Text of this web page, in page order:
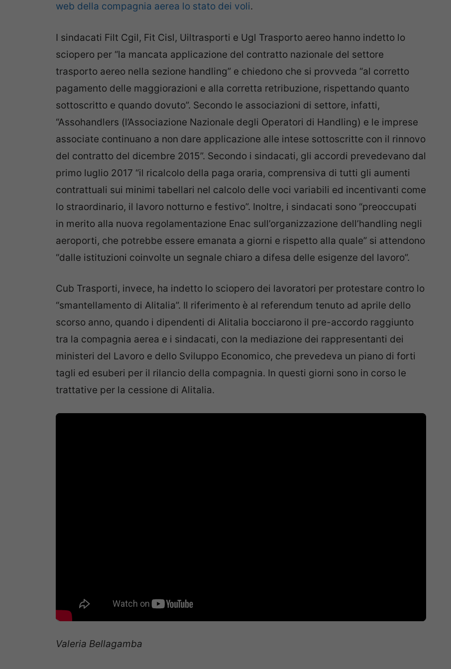
web della compagnia aerea lo stato dei voli.
I sindacati Filt Cgil, Fit Cisl, Uiltrasporti e Ugl Trasporto aereo hanno indetto lo
sciopero per “la mancata applicazione del contratto nazionale del settore
trasporto aereo nella sezione handling” e chiedono che si provveda “al corretto
pagamento delle maggiorazioni e alla corretta retribuzione, rispettando quanto
sottoscritto e quando dovuto”. Secondo le associazioni di settore, infatti,
“Assohandlers (l’Associazione Nazionale degli Operatori di Handling) e le imprese
associate continuano a non dare applicazione alle intese sottoscritte con il rinnovo
del contratto del dicembre 2015”. Secondo i sindacati, gli accordi prevedevano dal
primo luglio 2017 “il ricalcolo della paga oraria, comprensiva di tutti gli aumenti
contrattuali sui minimi tabellari nel calcolo delle voci variabili ed incentivanti come
lo straordinario, il lavoro notturno e festivo”. Inoltre, i sindacati sono “preoccupati
in merito alla nuova regolamentazione Enac sull’organizzazione dell’handling negli
aeroporti, che potrebbe essere emanata a giorni e rispetto alla quale” si attendono
“dalle istituzioni coinvolte un segnale chiaro a difesa delle esigenze del lavoro”.
Cub Trasporti, invece, ha indetto lo sciopero dei lavoratori per protestare contro lo
“smantellamento di Alitalia”. Il riferimento è al referendum tenuto ad aprile dello
scorso anno, quando i dipendenti di Alitalia bocciarono il pre-accordo raggiunto
tra la compagnia aerea e i sindacati, con la mediazione dei rappresentanti dei
ministeri del Lavoro e dello Sviluppo Economico, che prevedeva un piano di forti
tagli ed esuberi per il rilancio della compagnia. In questi giorni sono in corso le
trattative per la cessione di Alitalia.
Valeria Bellagamba